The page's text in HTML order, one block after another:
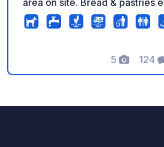
morning baked on site. Ask for
pass at the car park ticket
5
Fotos
124